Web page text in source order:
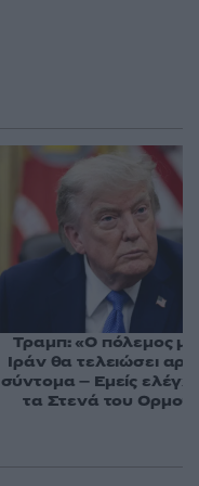
Τραμπ: «Ο πόλεμος με
Ιράν θα τελειώσει
σύντομα – Εμείς
τα Στενά του